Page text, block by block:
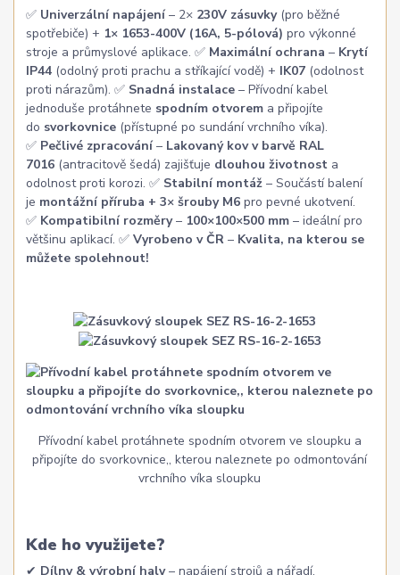
✅ Univerzální napájení– 2× 230V zásuvky(pro běžné
spotřebiče) + 1× 1653-400V (16A, 5-pólová) pro výkonné
stroje a průmyslové aplikace. ✅ Maximální ochrana – Krytí
IP44 (odolný proti prachu a stříkající vodě) + IK07 (odolnost
proti nárazům). ✅ Snadná instalace – Přívodní kabel
jednoduše protáhnete spodním otvorem a připojíte
do svorkovnice (přístupné po sundání vrchního víka).
✅ Pečlivé zpracování– Lakovaný kov v barvě RAL
7016 (antracitově šedá) zajišťuje dlouhou životnost a
odolnost proti korozi. ✅ Stabilní montáž – Součástí balení
je montážní příruba + 3× šrouby M6 pro pevné ukotvení.
✅ Kompatibilní rozměry– 100×100×500 mm – ideální pro
většinu aplikací. ✅Vyrobeno v ČR – Kvalita, na kterou se
můžete spolehnout!
Přívodní kabel protáhnete spodním otvorem ve sloupku a
připojíte do svorkovnice,, kterou naleznete po odmontování
vrchního víka sloupku
Kde ho využijete?
✔ Dílny & výrobní haly– napájení strojů a nářadí.